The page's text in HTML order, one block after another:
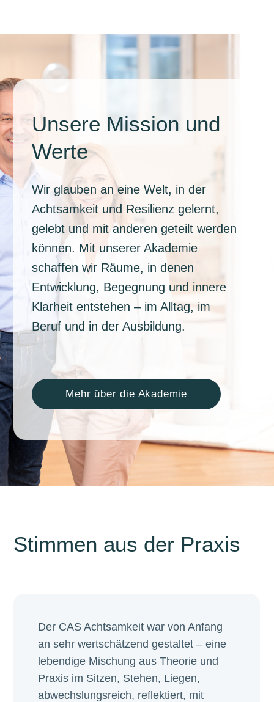
Unsere Mission und
Werte
Wir glauben an eine Welt, in der
Achtsamkeit und Resilienz gelernt,
gelebt und mit anderen geteilt werden
können. Mit unserer Akademie
schaffen wir Räume, in denen
Entwicklung, Begegnung und innere
Klarheit entstehen – im Alltag, im
Beruf und in der Ausbildung.
Mehr über die Akademie
Stimmen aus der Praxis
Der CAS Achtsamkeit war von Anfang
an sehr wertschätzend gestaltet – eine
lebendige Mischung aus Theorie und
Praxis im Sitzen, Stehen, Liegen,
abwechslungsreich, reflektiert, mit